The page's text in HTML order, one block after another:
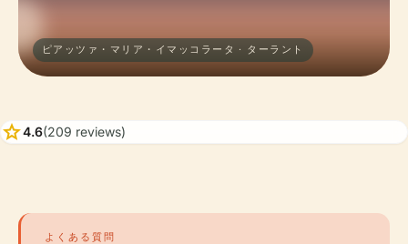
ピアッツァ・マリア・イマッコラータ · ターラント
star4.6(209 reviews)
よくある質問